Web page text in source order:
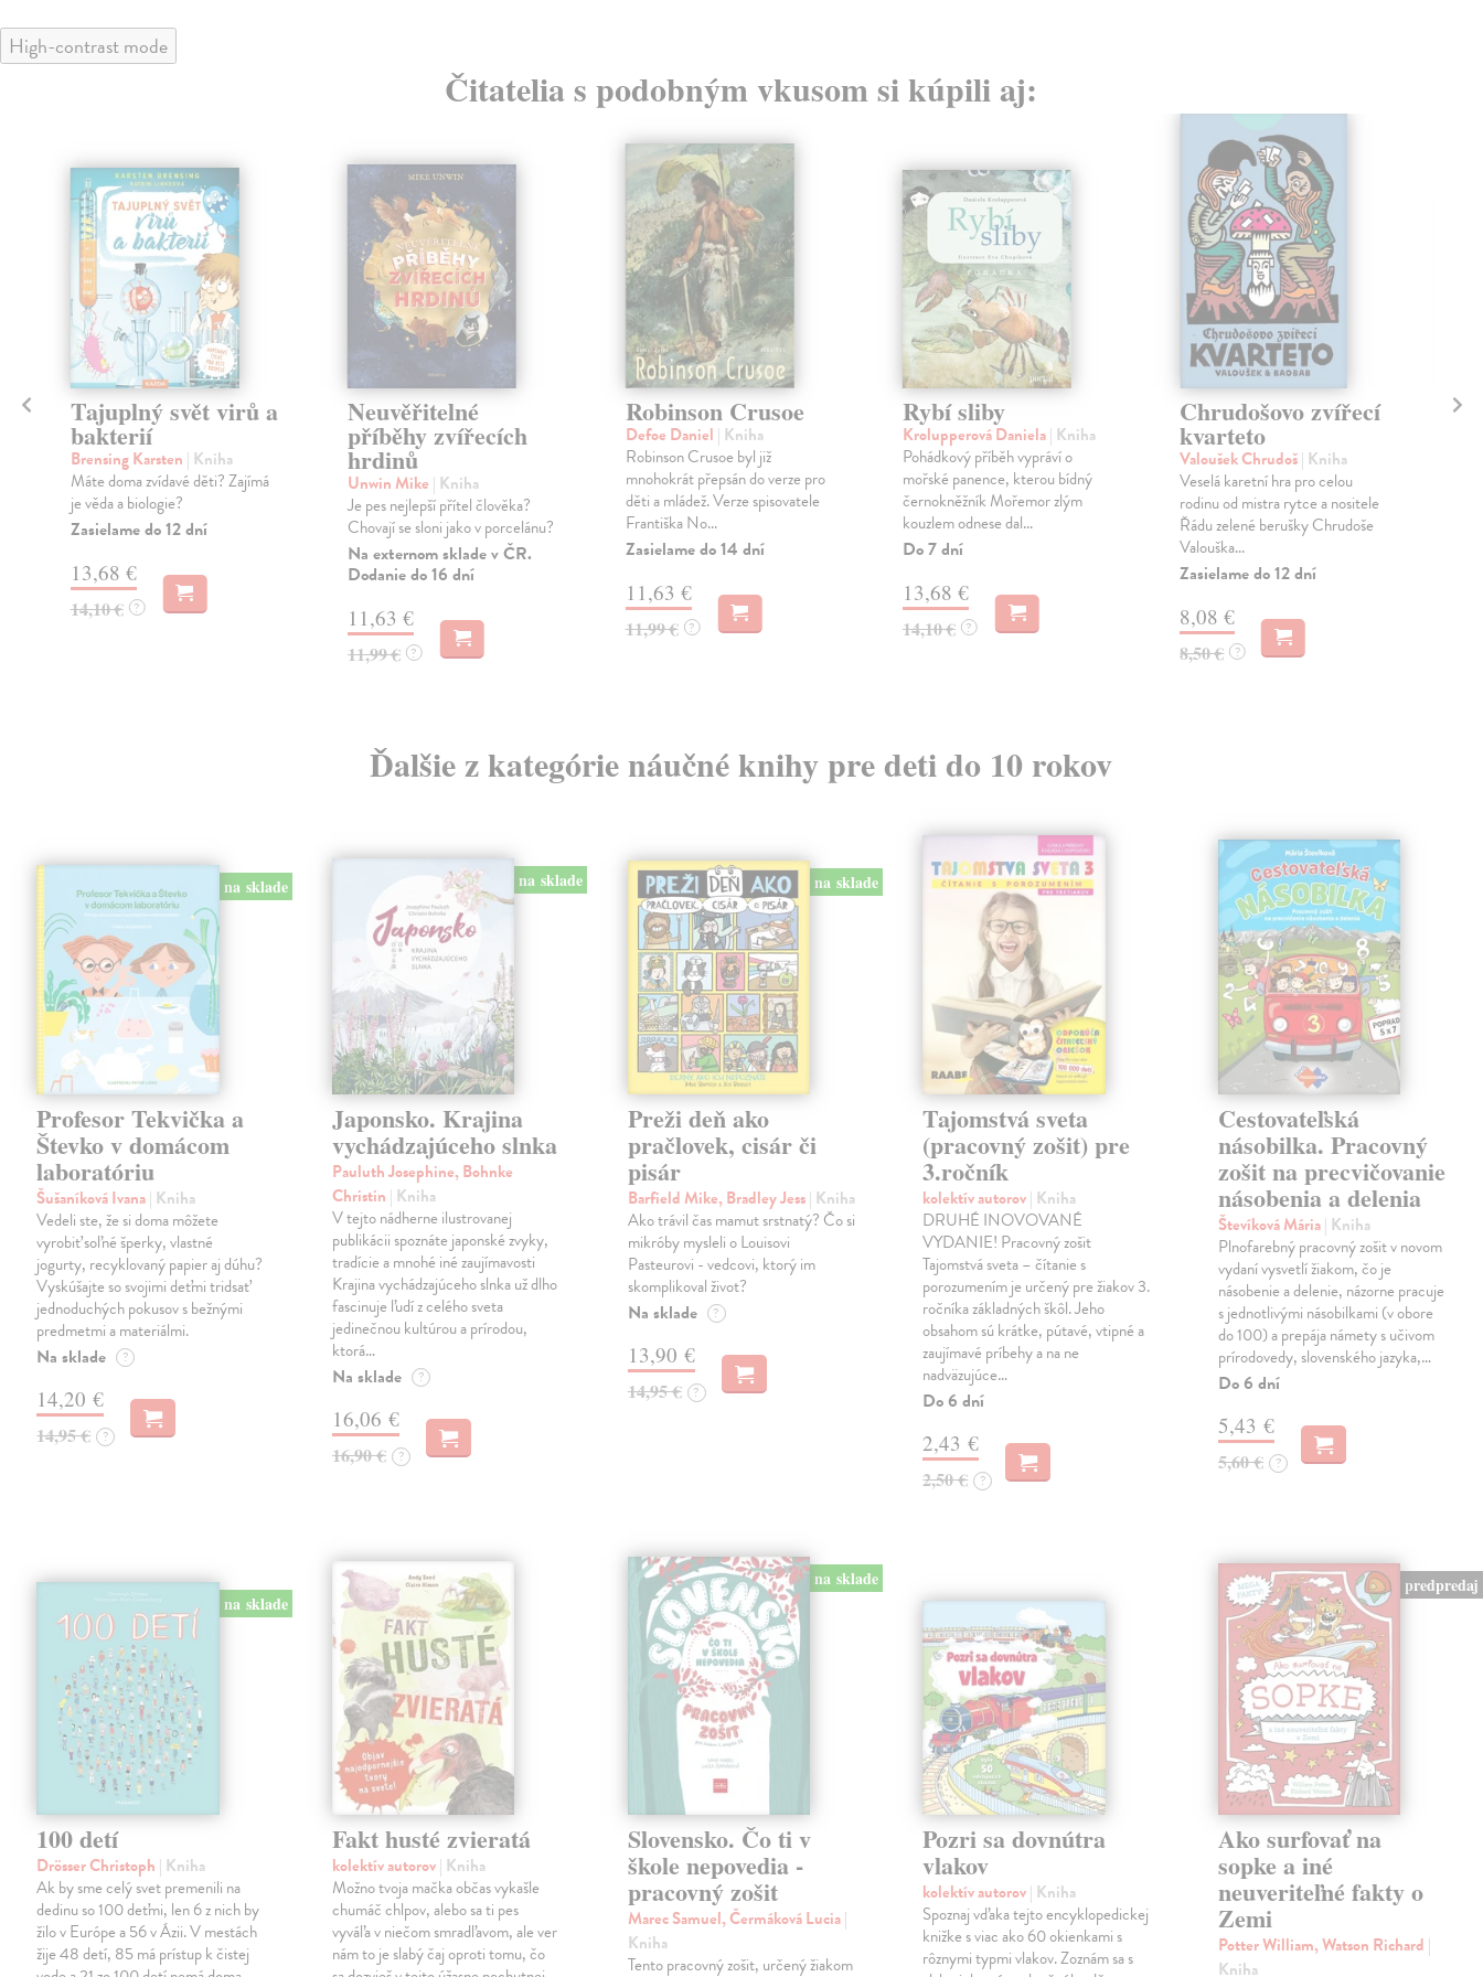
High-contrast mode
Čitatelia s podobným vkusom si kúpili aj:
Tajuplný svět virů a
bakterií
Brensing Karsten | Kniha
Máte doma zvídavé děti? Zajímá
je věda a biologie?
Zasielame do 12 dní
13,68 €
14,10 € ?
Neuvěřitelné
příběhy zvířecích
hrdinů
Unwin Mike | Kniha
Je pes nejlepší přítel člověka?
Chovají se sloni jako v porcelánu?
Na externom sklade v ČR.
Dodanie do 16 dní
11,63 €
11,99 € ?
Robinson Crusoe
Defoe Daniel | Kniha
Robinson Crusoe byl již
mnohokrát přepsán do verze pro
děti a mládež. Verze spisovatele
Františka No...
Zasielame do 14 dní
11,63 €
11,99 € ?
Rybí sliby
Krolupperová Daniela| Kniha
Pohádkový příběh vypráví o
mořské panence, kterou bídný
černokněžník Mořemor zlým
kouzlem odnese dal...
Do 7 dní
13,68 €
14,10 € ?
Chrudošovo zvířecí
kvarteto
Valoušek Chrudoš| Kniha
Veselá karetní hra pro celou
rodinu od mistra rytce a nositele
Řádu zelené berušky Chrudoše
Valouška...
Zasielame do 12 dní
8,08 €
8,50 € ?
Ďalšie z kategórie náučné knihy pre deti do 10 rokov
na sklade
Profesor Tekvička a
Števko v domácom
laboratóriu
Šušaníková Ivana| Kniha
Vedeli ste, že si doma môžete
vyrobiť soľné šperky, vlastné
jogurty, recyklovaný papier aj dúhu?
Vyskúšajte so svojimi deťmi tridsať
jednoduchých pokusov s bežnými
predmetmi a materiálmi.
Na sklade ?
14,20 €
14,95 € ?
na sklade
Japonsko. Krajina
vychádzajúceho slnka
Pauluth Josephine, Bohnke
Christin | Kniha
V tejto nádherne ilustrovanej
publikácii spoznáte japonské zvyky,
tradície a mnohé iné zaujímavosti
Krajina vychádzajúceho slnka už dlho
fascinuje ľudí z celého sveta
jedinečnou kultúrou a prírodou,
ktorá…
Na sklade ?
16,06 €
16,90 € ?
na sklade
Preži deň ako
pračlovek, cisár či
pisár
Barfield Mike, Bradley Jess| Kniha
Ako trávil čas mamut srstnatý? Čo si
mikróby mysleli o Louisovi
Pasteurovi - vedcovi, ktorý im
skomplikoval život?
Na sklade ?
13,90 €
14,95 € ?
Tajomstvá sveta
(pracovný zošit) pre
3.ročník
kolektív autorov| Kniha
DRUHÉ INOVOVANÉ
VYDANIE! Pracovný zošit
Tajomstvá sveta – čítanie s
porozumením je určený pre žiakov 3.
ročníka základných škôl. Jeho
obsahom sú krátke, pútavé, vtipné a
zaujímavé príbehy a na ne
nadväzujúce…
Do 6 dní
2,43 €
2,50 € ?
Cestovateľská
násobilka. Pracovný
zošit na precvičovanie
násobenia a delenia
Števíková Mária| Kniha
Plnofarebný pracovný zošit v novom
vydaní vysvetlí žiakom, čo je
násobenie a delenie, názorne pracuje
s jednotlivými násobilkami (v obore
do 100) a prepája námety s učivom
prírodovedy, slovenského jazyka,…
Do 6 dní
5,43 €
5,60 € ?
na sklade
100 detí
Drösser Christoph | Kniha
Ak by sme celý svet premenili na
dedinu so 100 deťmi, len 6 z nich by
žilo v Európe a 56 v Ázii. V mestách
žije 48 detí, 85 má prístup k čistej
Fakt husté zvieratá
kolektív autorov| Kniha
Možno tvoja mačka občas vykašle
chumáč chlpov, alebo sa ti pes
vyváľa v niečom smradľavom, ale ver
nám to je slabý čaj oproti tomu, čo
na sklade
Slovensko. Čo ti v
škole nepovedia -
pracovný zošit
Marec Samuel, Čermáková Lucia|
Kniha
Tento pracovný zošit, určený žiakom
Pozri sa dovnútra
vlakov
kolektív autorov| Kniha
Spoznaj vďaka tejto encyklopedickej
knižke s viac ako 60 okienkami s
rôznymi typmi vlakov. Zoznám sa s
predpredaj
Ako surfovať na
sopke a iné
neuveriteľné fakty o
Zemi
Potter William, Watson Richard |
Kniha